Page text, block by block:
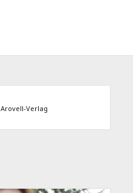
Arovell-Verlag